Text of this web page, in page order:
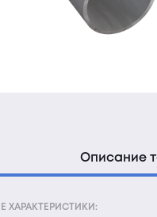
Описание
ХАРАКТЕРИСТИКИ: